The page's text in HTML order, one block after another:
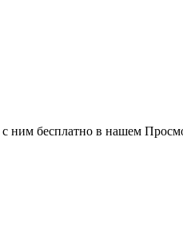
с ним бесплатно в нашем